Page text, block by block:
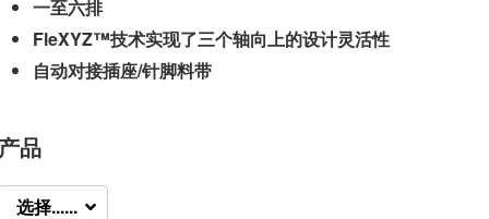
一至六排
FleXYZ™技术实现了三个轴向上的设计灵活性
自动对接插座/针脚料带
品
选择......